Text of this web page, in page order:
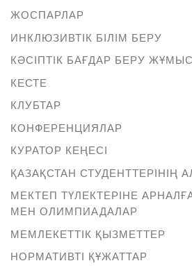
ЖОСПАРЛАР
ИНКЛЮЗИВТІК БІЛІМ БЕРУ
КӘСІПТІК БАҒДАР БЕРУ
КЕСТЕ
КЛУБТАР
КОНФЕРЕНЦИЯЛАР
КУРАТОР КЕҢЕСІ
ҚАЗАҚСТАН СТУДЕНТТЕРІНІҢ
МЕКТЕП ТҮЛЕКТЕРІНЕ
МЕН ОЛИМПИАДАЛАР
МЕМЛЕКЕТТІК ҚЫЗМЕТТЕР
НОРМАТИВТІ ҚҰЖАТТАР